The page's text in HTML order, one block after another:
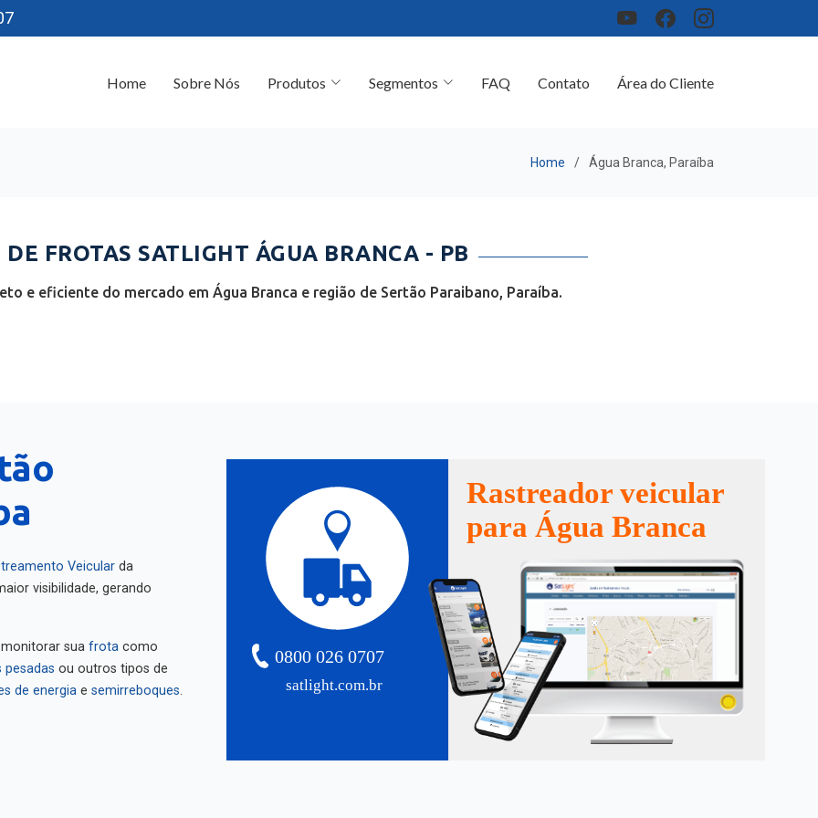
Home Sobre Nós Produtos Segmentos FAQ Contato Área do Cliente
Home Água Branca, Paraíba
FROTAS SATLIGHT ÁGUA BRANCA - PB
e eficiente do mercado em Água Branca e região de Sertão Paraibano, Paraíba.
Veicular da
visibilidade, gerando
sua frota como
pesadas ou outros tipos de
de energia e semirreboques. satlight.com.br
0800 026 0707
Rastreador veicular
para Água Branca